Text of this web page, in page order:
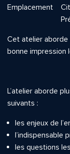
Emplacement
Cet atelier
bonne impression
L’atelier aborde
suivants :
les enjeux de
l’indispensable
les questions